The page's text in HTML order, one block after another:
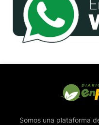
Somos una plataforma